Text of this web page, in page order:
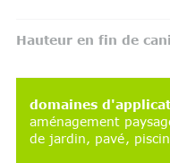
Hauteur en fin de
domaines
aménagement
de jardin pavé